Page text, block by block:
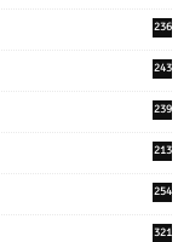
236
243
239
213
254
321